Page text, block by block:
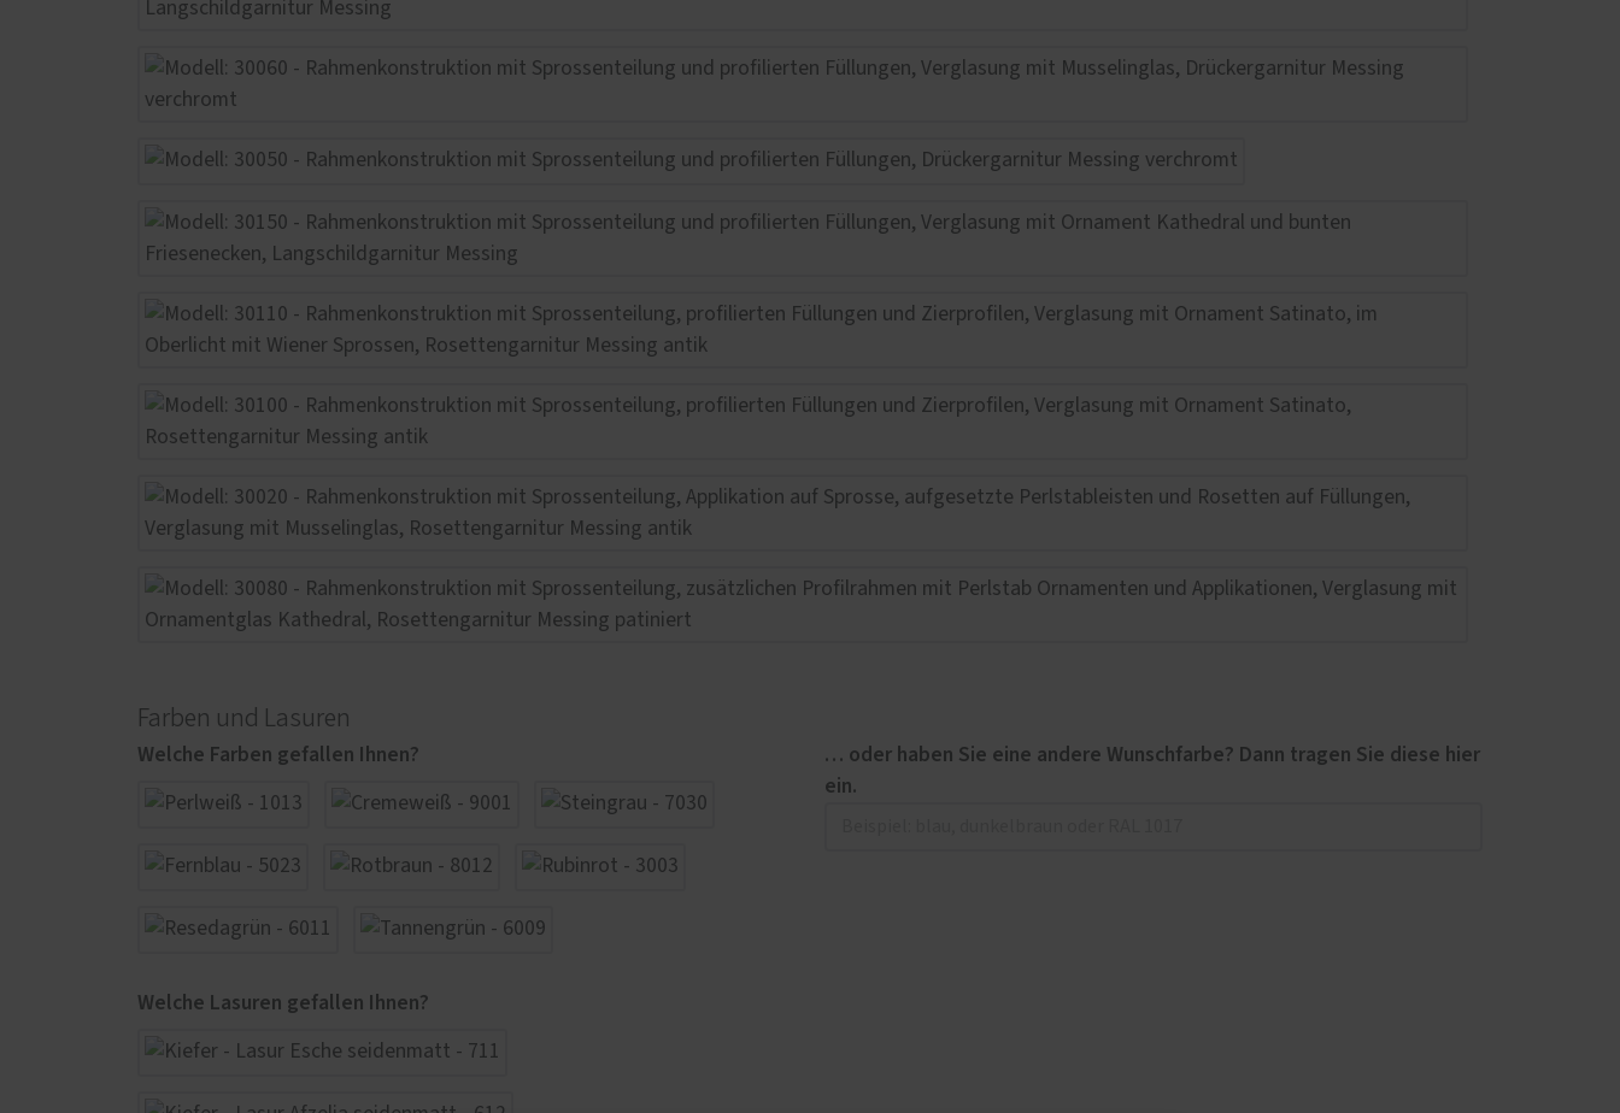
Farben und Lasuren
Welche Farben gefallen Ihnen?
Welche Lasuren gefallen Ihnen?
… oder haben Sie eine andere Wunschfarbe? Dann tragen Sie diese hier
ein.